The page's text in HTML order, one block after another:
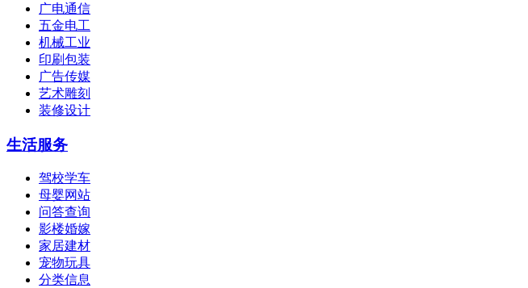
广电通信
五金电工
机械工业
印刷包装
广告传媒
艺术雕刻
装修设计
生活服务
驾校学车
母婴网站
问答查询
影楼婚嫁
家居建材
宠物玩具
分类信息